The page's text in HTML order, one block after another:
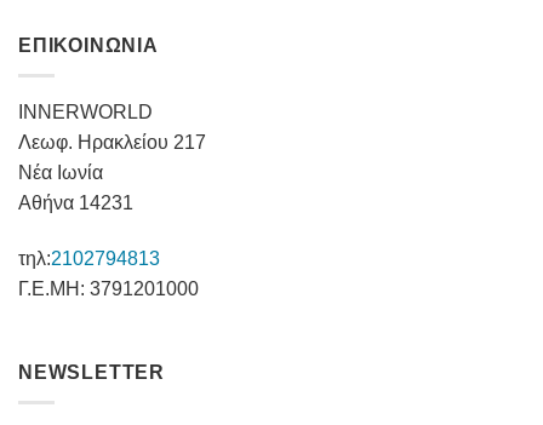
ΕΠΙΚΟΙΝΩΝΙΑ
INNERWORLD
Λεωφ. Ηρακλείου 217
Νέα Ιωνία
Αθήνα 14231
τηλ:2102794813
Γ.Ε.ΜΗ: 3791201000
NEWSLETTER